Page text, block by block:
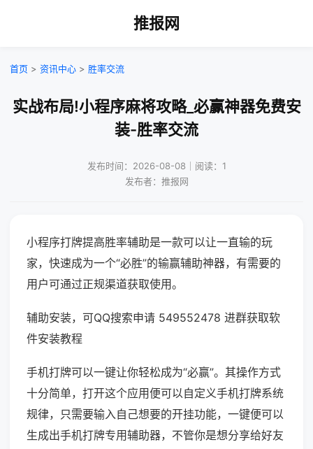
推报网
首页 > 资讯中心 > 胜率交流
实战布局!小程序麻将攻略_必赢神器免费安
装-胜率交流
发布时间：2026-08-08｜阅读：1
发布者：推报网
小程序打牌提高胜率辅助是一款可以让一直输的玩
家，快速成为一个“必胜”的输赢辅助神器，有需要的
用户可通过正规渠道获取使用。
辅助安装，可QQ搜索申请 549552478 进群获取软
件安装教程
手机打牌可以一键让你轻松成为“必赢”。其操作方式
十分简单，打开这个应用便可以自定义手机打牌系统
规律，只需要输入自己想要的开挂功能，一键便可以
生成出手机打牌专用辅助器，不管你是想分享给好友